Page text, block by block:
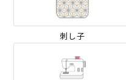
刺し子